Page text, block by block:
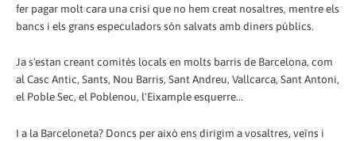
fer pagar molt cara una crisi que no hem creat nosaltres, mentre els
bancs i els grans especuladors són salvats amb diners públics.
Ja s'estan creant comitès locals en molts barris de Barcelona, com
al Casc Antic, Sants, Nou Barris, Sant Andreu, Vallcarca, Sant Antoni,
el Poble Sec, el Poblenou, l'Eixample esquerre...
I a la Barceloneta? Doncs per això ens dirigim a vosaltres, veïns i